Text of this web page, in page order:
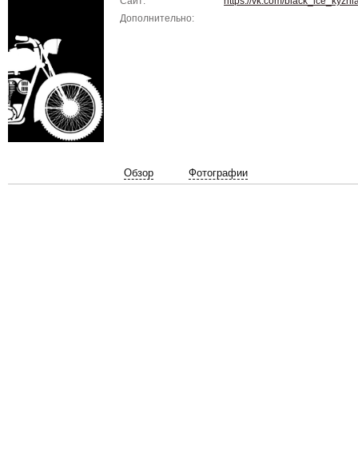
Дополнительно:
Обзор Фотографии